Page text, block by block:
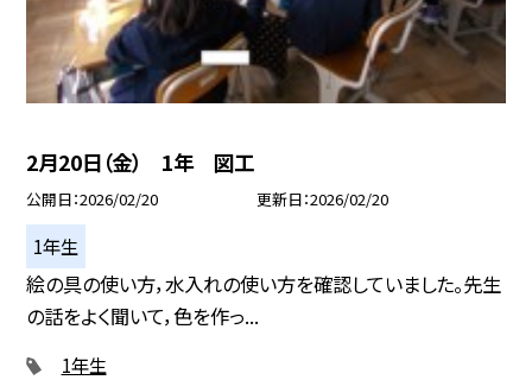
2月20日（金） 1年 図工
公開日 2026/02/20 更新日 2026/02/20
1年生
絵の具の使い方，水入れの使い方を確認していました。先生
の話をよく聞いて，色を作っ...
1年生